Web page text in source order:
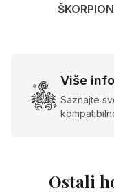
Više
Saznajte
Ostali